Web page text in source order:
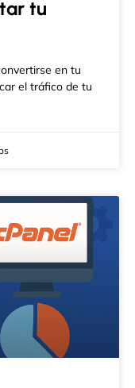
tu
en tu
el tráfico de tu